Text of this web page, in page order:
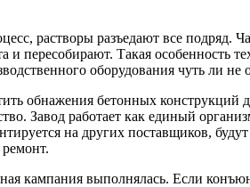
растворы разъедают все подряд.
пересобирают. Такая особенность
оборудования чуть ли не
обнажения бетонных конструкций
Завод работает как единый
на других поставщиков,
кампания выполнялась. Если